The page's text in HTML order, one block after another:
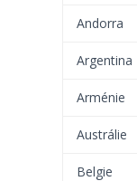
Andorra
Argentina
Arménie
Austrálie
Belgie